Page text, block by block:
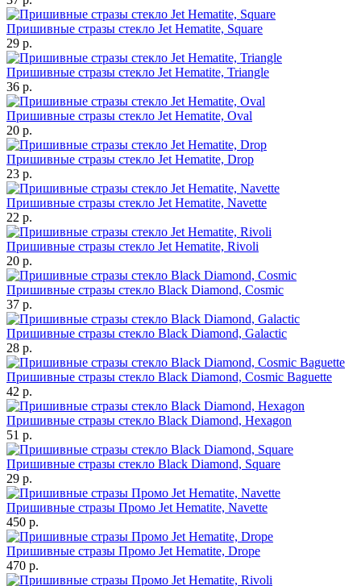
Пришивные стразы стекло Jet Hematite, Square
29 р.
Пришивные стразы стекло Jet Hematite, Triangle
36 р.
Пришивные стразы стекло Jet Hematite, Oval
20 р.
Пришивные стразы стекло Jet Hematite, Drop
23 р.
Пришивные стразы стекло Jet Hematite, Navette
22 р.
Пришивные стразы стекло Jet Hematite, Rivoli
20 р.
Пришивные стразы стекло Black Diamond, Cosmic
37 р.
Пришивные стразы стекло Black Diamond, Galactic
28 р.
Пришивные стразы стекло Black Diamond, Cosmic Baguette
42 р.
Пришивные стразы стекло Black Diamond, Hexagon
51 р.
Пришивные стразы стекло Black Diamond, Square
29 р.
Пришивные стразы Промо Jet Hematite, Navette
450 р.
Пришивные стразы Промо Jet Hematite, Drope
470 р.